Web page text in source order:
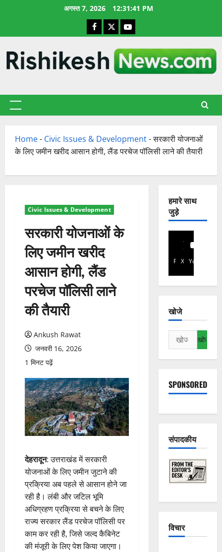
अगस्त 7, 2026 12:31:42 PM
Facebook
X YouTube
प्राथमिक
Home- Civic Issues & Development-सरकारी योजनाओं
के लिए जमीन खरीद आसान होगी, लैंड परचेज पॉलिसी लाने की तैयारी
Civic Issues & Development
सरकारी योजनाओं के
लिए जमीन खरीद
आसान होगी, लैंड
परचेज पॉलिसी लाने
की तैयारी
Ankush Rawat
जनवरी 16, 2026
1 मिनट पढ़ें
देहरादून: उत्तराखंड में सरकारी
योजनाओं के लिए जमीन जुटाने की
प्रक्रिया अब पहले से आसान होने जा
रही है। लंबी और जटिल भूमि
अधिग्रहण प्रक्रिया से बचने के लिए
राज्य सरकार लैंड परचेज पॉलिसी पर
काम कर रही है, जिसे जल्द कैबिनेट
की मंजूरी के लिए पेश किया जाएगा।
हमारे साथ
जुड़े
Facebook
X YouTube
खोजे
निम्न
को
खोजें:
SPONSORED
संपादकीय
विचार